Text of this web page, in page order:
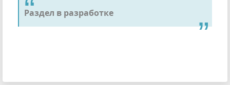
Раздел в разработке